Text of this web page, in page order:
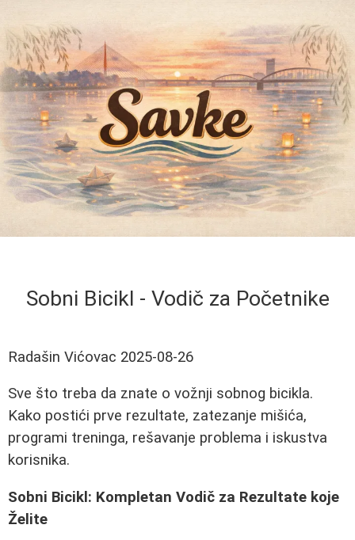
Sobni Bicikl - Vodič za Početnike
Radašin Vićovac 2025-08-26
Sve što treba da znate o vožnji sobnog bicikla.
Kako postići prve rezultate, zatezanje mišića,
programi treninga, rešavanje problema i iskustva
korisnika.
Sobni Bicikl: Kompletan Vodič za Rezultate koje
Želite